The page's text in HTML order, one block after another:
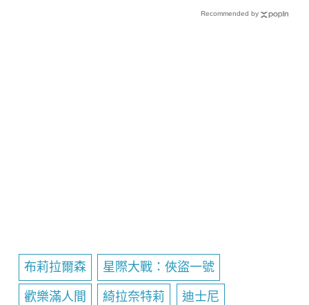
Recommended by
布莉拉爾森 星際大戰：俠盜一號
歡樂滿人間 綺拉奈特莉 迪士尼